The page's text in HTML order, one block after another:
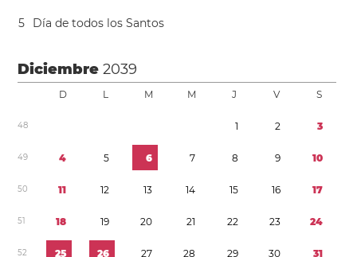
5 Día de todos los Santos
Diciembre2039
D L M M J V S
48 1 2 3
49 4 5 6 7 8 9 10
50 11 12 13 14 15 16 17
51 18 19 20 21 22 23 24
52 25 26 27 28 29 30 31